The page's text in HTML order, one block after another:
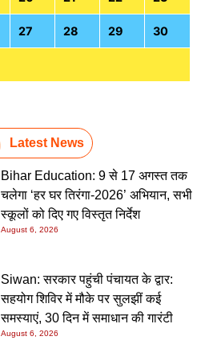
27 28 29 30
Latest News
Bihar Education: 9 से 17 अगस्त तक
चलेगा ‘हर घर तिरंगा-2026’ अभियान, सभी
स्कूलों को दिए गए विस्तृत निर्देश
August 6, 2026
Siwan: सरकार पहुंची पंचायत के द्वार:
सहयोग शिविर में मौके पर सुलझीं कई
समस्याएं, 30 दिन में समाधान की गारंटी
August 6, 2026